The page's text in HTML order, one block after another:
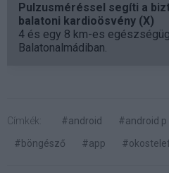
Pulzusméréssel segíti a
balatoni kardioösvény (X)
4 és egy 8 km-es
Balatonalmádiban.
Címkék: #android #android p
#böngésző
#app